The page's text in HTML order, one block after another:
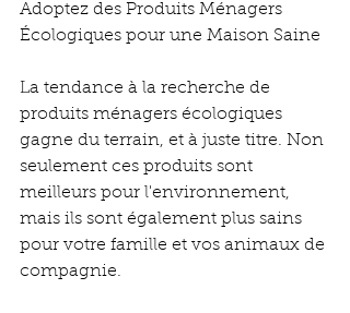
Adoptez des Produits Ménagers
Écologiques pour une Maison Saine
La tendance à la recherche de
produits ménagers écologiques
gagne du terrain, et à juste titre. Non
seulement ces produits sont
meilleurs pour l'environnement,
mais ils sont également plus sains
pour votre famille et vos animaux de
compagnie.